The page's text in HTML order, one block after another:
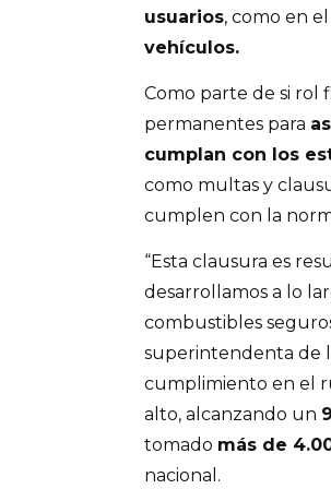
usuarios, como en
vehículos.
Como parte de si rol
permanentes para
cumplan con los
como multas y
cumplen con la
“Esta clausura es
desarrollamos a lo
combustibles
superintendenta de
cumplimiento en el
alto, alcanzando un
tomado más de
nacional.